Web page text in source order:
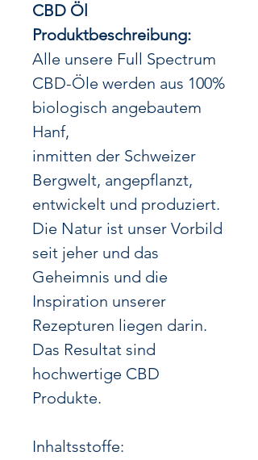
CBD Öl
Produktbeschreibung:
Alle unsere Full Spectrum
CBD-Öle werden aus 100%
biologisch angebautem
Hanf,
inmitten der Schweizer
Bergwelt, angepflanzt,
entwickelt und produziert.
Die Natur ist unser Vorbild
seit jeher und das
Geheimnis und die
Inspiration unserer
Rezepturen liegen darin.
Das Resultat sind
hochwertige CBD
Produkte.
Inhaltsstoffe: